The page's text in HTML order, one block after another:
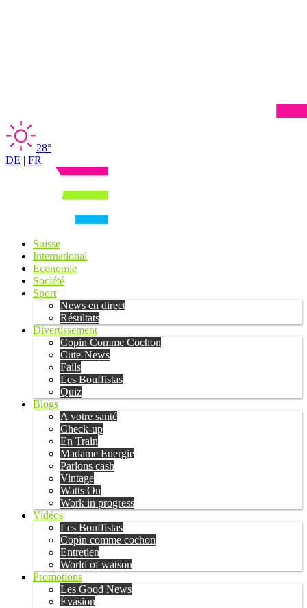
28°
DE | FR
Suisse
International
Economie
Société
Sport
News en direct
Résultats
Divertissement
Copin Comme Cochon
Cute-News
Fails
Les Bouffistas
Quiz
Blogs
A votre santé
Check-up
En Train
Madame Energie
Parlons cash
Vintage
Watts On
Work in progress
Vidéos
Les Bouffistas
Copin comme cochon
Entretien
World of watson
Promotions
Les Good News
Évasion